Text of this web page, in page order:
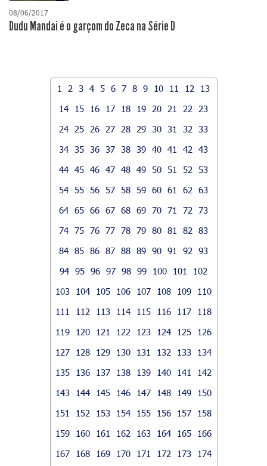
08/06/2017
Dudu Mandai é o garçom do Zeca na Série D
1 2 3 4 5 6 7 8 9 10 11 12
13
14
15 16 17 18 19 20 21 22
23
24
25 26 27 28 29 30 31 32
33
34 35 36 37 38 39 40 41 42
43
44 45 46 47 48 49 50 51 52
53
54 55 56 57 58 59 60 61 62
63
64 65 66 67 68 69 70 71 72
73
74 75 76 77 78 79 80 81 82
83
84 85 86 87 88 89 90 91 92
93
94 95 96 97 98 99 100 101
102
103
104 105 106 107 108 109
110
111
112 113 114 115 116 117
118
119
120 121 122 123 124 125
126
127
128 129 130 131 132 133
134
135
136 137 138 139 140 141
142
143
144 145 146 147 148 149
150
151
152 153 154 155 156 157
158
159
160 161 162 163 164 165
166
167
168 169 170 171 172 173
174